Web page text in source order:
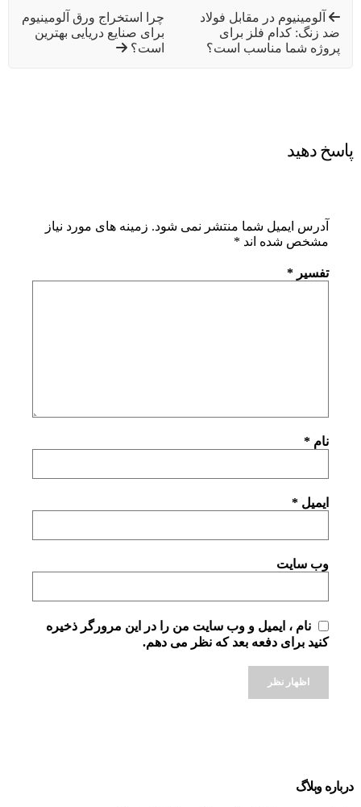
آلومینیوم در مقابل فولاد
ضد زنگ: کدام فلز برای
پروژه شما مناسب است؟
چرا استخراج ورق آلومینیوم
برای صنایع دریایی بهترین
است؟
پاسخ دهید
آدرس ایمیل شما منتشر نمی شود. زمینه های مورد نیاز
مشخص شده اند *
تفسیر *
نام *
ایمیل *
وب سایت
نام ، ایمیل و وب سایت من را در این مرورگر ذخیره
کنید برای دفعه بعد که نظر می دهم.
درباره وبلاگ